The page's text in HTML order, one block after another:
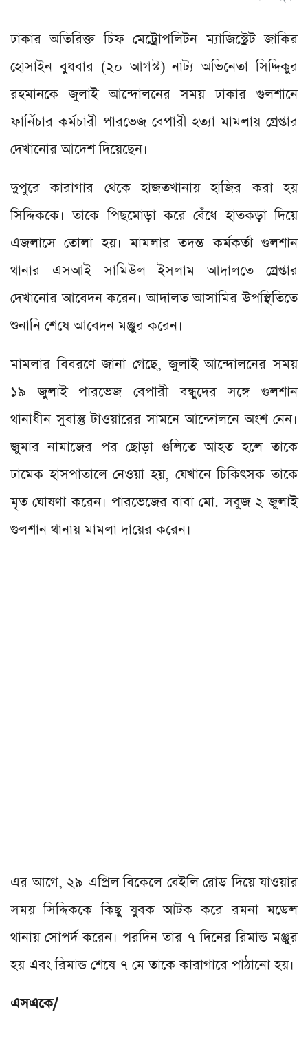
ঢাকার অতিরিক্ত চিফ মেট্রোপলিটন ম্যাজিস্ট্রেট জাকির
হোসাইন বুধবার (২০ আগস্ট) নাট্য অভিনেতা সিদ্দিকুর
রহমানকে জুলাই আন্দোলনের সময় ঢাকার গুলশানে
ফার্নিচার কর্মচারী পারভেজ বেপারী হত্যা মামলায় গ্রেপ্তার
দেখানোর আদেশ দিয়েছেন।
দুপুরে কারাগার থেকে হাজতখানায় হাজির করা হয়
সিদ্দিককে। তাকে পিছমোড়া করে বেঁধে হাতকড়া দিয়ে
এজলাসে তোলা হয়। মামলার তদন্ত কর্মকর্তা গুলশান
থানার এসআই সামিউল ইসলাম আদালতে গ্রেপ্তার
দেখানোর আবেদন করেন। আদালত আসামির উপস্থিতিতে
শুনানি শেষে আবেদন মঞ্জুর করেন।
মামলার বিবরণে জানা গেছে, জুলাই আন্দোলনের সময়
১৯ জুলাই পারভেজ বেপারী বন্ধুদের সঙ্গে গুলশান
থানাধীন সুবাস্তু টাওয়ারের সামনে আন্দোলনে অংশ নেন।
জুমার নামাজের পর ছোড়া গুলিতে আহত হলে তাকে
ঢামেক হাসপাতালে নেওয়া হয়, যেখানে চিকিৎসক তাকে
মৃত ঘোষণা করেন। পারভেজের বাবা মো. সবুজ ২ জুলাই
গুলশান থানায় মামলা দায়ের করেন।
এর আগে, ২৯ এপ্রিল বিকেলে বেইলি রোড দিয়ে যাওয়ার
সময় সিদ্দিককে কিছু যুবক আটক করে রমনা মডেল
থানায় সোপর্দ করেন। পরদিন তার ৭ দিনের রিমান্ড মঞ্জুর
হয় এবং রিমান্ড শেষে ৭ মে তাকে কারাগারে পাঠানো হয়।
এসএকে/